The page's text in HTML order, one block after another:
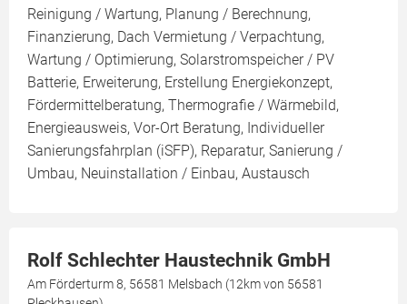
Reinigung / Wartung, Planung / Berechnung,
Finanzierung, Dach Vermietung / Verpachtung,
Wartung / Optimierung, Solarstromspeicher / PV
Batterie, Erweiterung, Erstellung Energiekonzept,
Fördermittelberatung, Thermografie / Wärmebild,
Energieausweis, Vor-Ort Beratung, Individueller
Sanierungsfahrplan (iSFP), Reparatur, Sanierung /
Umbau, Neuinstallation / Einbau, Austausch
Rolf Schlechter Haustechnik GmbH
Am Förderturm 8, 56581 Melsbach (12km von 56581